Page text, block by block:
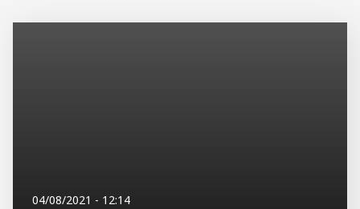
04/08/2021 - 12:14